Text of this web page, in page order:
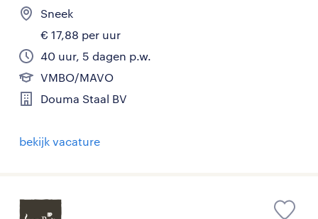
Sneek
€ 17,88 per uur
40 uur, 5 dagen p.w.
VMBO/MAVO
Douma Staal BV
bekijk vacature